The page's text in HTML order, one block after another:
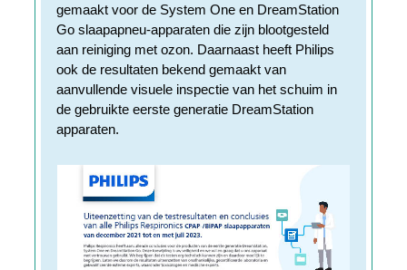
gemaakt voor de System One en DreamStation
Go slaapapneu-apparaten die zijn blootgesteld
aan reiniging met ozon. Daarnaast heeft Philips
ook de resultaten bekend gemaakt van
aanvullende visuele inspectie van het schuim in
de gebruikte eerste generatie DreamStation
apparaten.